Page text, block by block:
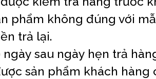
phẩm không đúng với
trả lại.
ngày sau ngày hẹn trả
sản phẩm khách hàng